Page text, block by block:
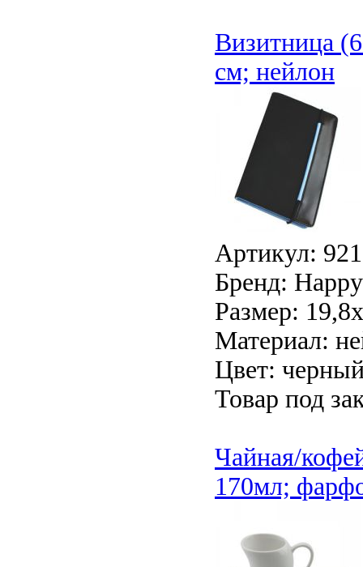
Визитница
см; нейлон
Артикул:
Бренд:
Размер:
Материал:
Цвет:
Товар под
Чайная/
170мл;